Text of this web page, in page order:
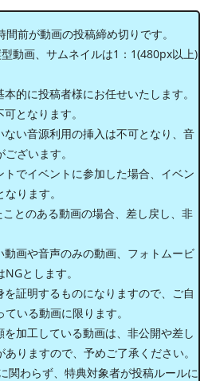
前が動画の投稿締め切りです。
動画、サムネイルは1：1(480px以上)
的に投稿者様にお任せいたします。
となります。
ない音源利用の挿入は不可となり、音
ざいます。
でイベントに参加した場合、イベン
ります。
とのある動画の場合、差し戻し、非
動画や音声のみの動画、フォトムービ
とします。
証明するものになりますので、ご自
いる動画に限ります。
加工している動画は、非公開や差し
りますので、予めご了承ください。
関わらず、特典対象者が投稿ルールに